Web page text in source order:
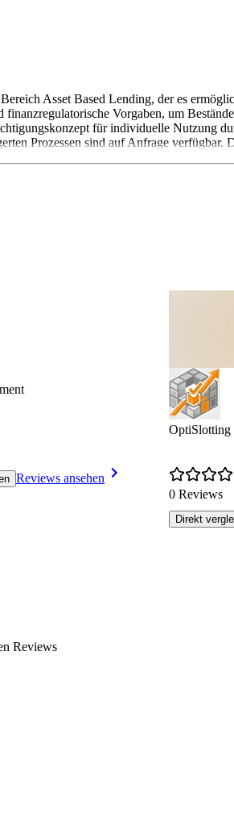
Asset Based Lending, der es
Vorgaben, um
für individuelle Nutzung
Prozessen sind auf Anfrage
Reviews ansehen
OptiSlotting
0 Reviews
Direkt
Reviews